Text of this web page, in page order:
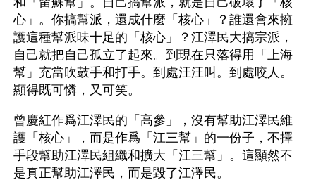
心」。你搞幫派，還成什麼「核心」？誰還會來擁
護這種幫派味十足的「核心」？江澤民大搞宗派，
自己就把自己孤立了起來。到現在只落得用「上海
幫」充當吹鼓手和打手。到處汪汪叫。到處咬人。
顯得既可憐，又可笑。
曾慶紅作爲江澤民的「高參」，沒有幫助江澤民維
護「核心」，而是作爲「江三幫」的一份子，不擇
手段幫助江澤民組織和擴大「江三幫」。這顯然不
是真正幫助江澤民，而是毀了江澤民。